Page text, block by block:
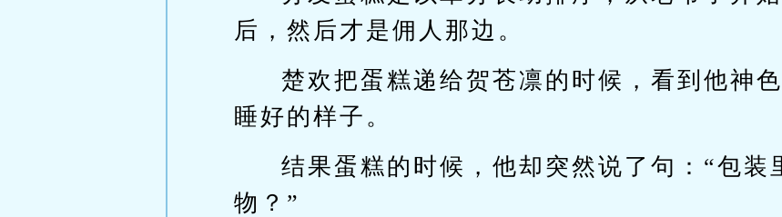
后，然后才是佣人那边。
楚欢把蛋糕递给贺苍凛的时候，看到他神
睡好的样子。
结果蛋糕的时候，他却突然说了句：“包装
物？”